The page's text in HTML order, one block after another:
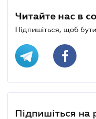
Читайте нас в
Підпишіться, щоб
Підпишіться на